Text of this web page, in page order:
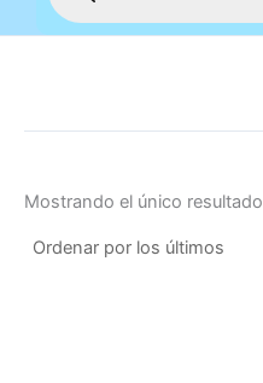
Mostrando el único resultado